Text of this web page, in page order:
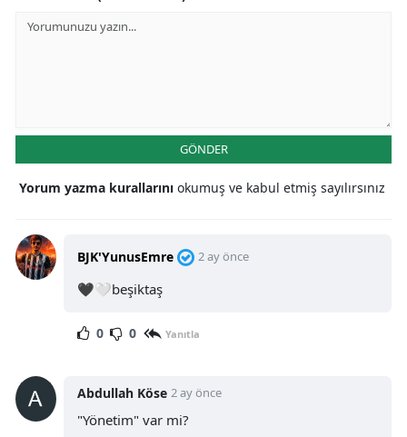
GÖNDER
Yorum yazma kurallarını okumuş ve kabul etmiş sayılırsınız
BJK'YunusEmre 2 ay önce
🖤🤍beşiktaş
0 0 Yanıtla
Abdullah Köse 2 ay önce
"Yönetim" var mi?